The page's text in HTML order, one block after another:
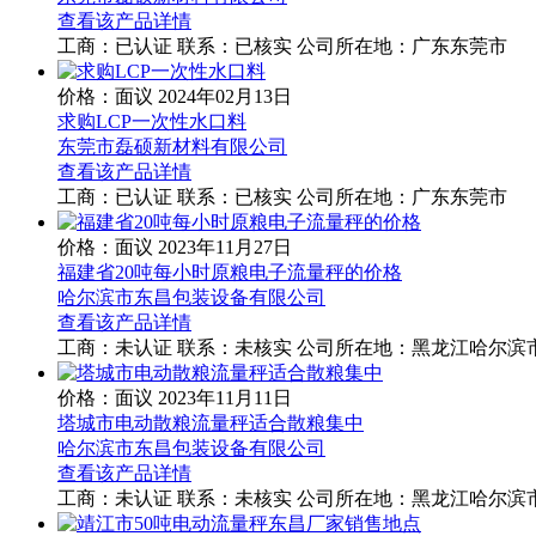
查看该产品详情
工商： 已认证 联系： 已核实 公司所在地：广东东莞市
价格：面议 2024年02月13日
求购LCP一次性水口料
东莞市磊硕新材料有限公司
查看该产品详情
工商： 已认证 联系： 已核实 公司所在地：广东东莞市
价格：面议 2023年11月27日
福建省20吨每小时原粮电子流量秤的价格
哈尔滨市东昌包装设备有限公司
查看该产品详情
工商： 未认证 联系： 未核实 公司所在地：黑龙江哈尔滨
价格：面议 2023年11月11日
塔城市电动散粮流量秤适合散粮集中
哈尔滨市东昌包装设备有限公司
查看该产品详情
工商： 未认证 联系： 未核实 公司所在地：黑龙江哈尔滨